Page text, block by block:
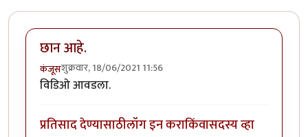
छान आहे.
कंजूसशुक्रवार, 18/06/2021 11:56
विडिओ आवडला.
प्रतिसाद देण्यासाठीलॉग इन कराकिंवासदस्य व्हा